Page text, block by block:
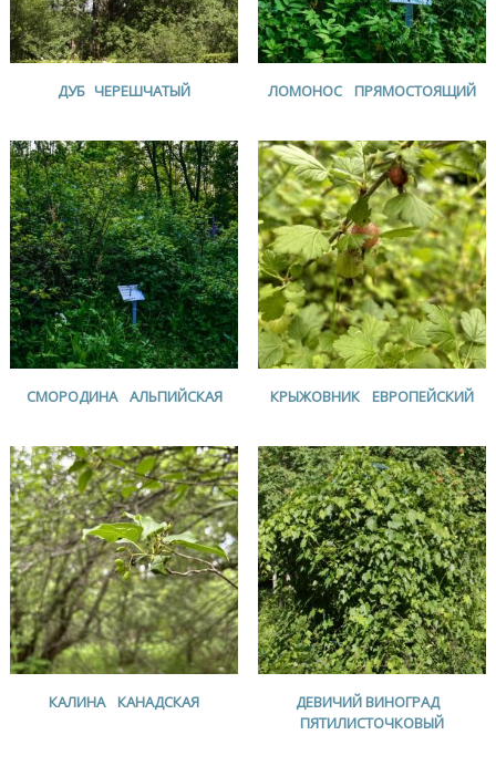
ДУБ ЧЕРЕШЧАТЫЙ ЛОМОНОС ПРЯМОСТОЯЩИЙ
СМОРОДИНА АЛЬПИЙСКАЯ КРЫЖОВНИК ЕВРОПЕЙСКИЙ
КАЛИНА КАНАДСКАЯ
ДЕВИЧИЙ ВИНОГРАД
ПЯТИЛИСТОЧКОВЫЙ